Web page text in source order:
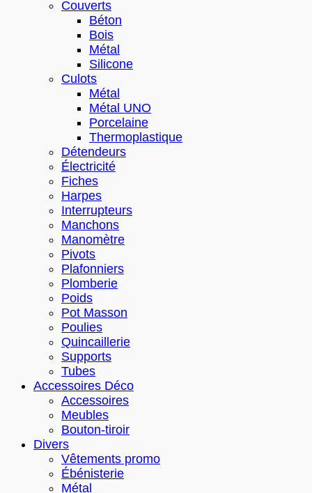
Couverts
Béton
Bois
Métal
Silicone
Culots
Métal
Métal UNO
Porcelaine
Thermoplastique
Détendeurs
Électricité
Fiches
Harpes
Interrupteurs
Manchons
Manomètre
Pivots
Plafonniers
Plomberie
Poids
Pot Masson
Poulies
Quincaillerie
Supports
Tubes
Accessoires Déco
Accessoires
Meubles
Bouton-tiroir
Divers
Vêtements promo
Ébénisterie
Métal